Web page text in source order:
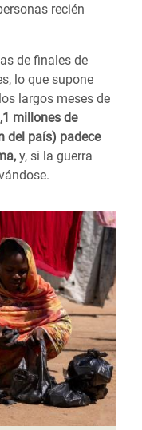
recién
de finales de
lo que supone
largos meses de
millones de
del país) padece
y, si la guerra